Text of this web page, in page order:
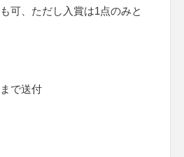
可、ただし入賞は1点のみと
で送付